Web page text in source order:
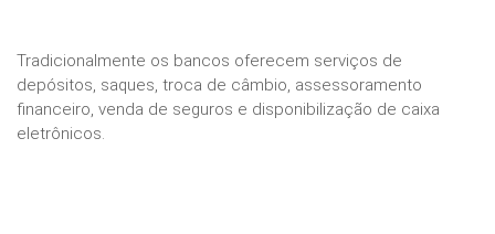
Tradicionalmente os bancos oferecem serviços de
depósitos, saques, troca de câmbio, assessoramento
financeiro, venda de seguros e disponibilização de caixa
eletrônicos.